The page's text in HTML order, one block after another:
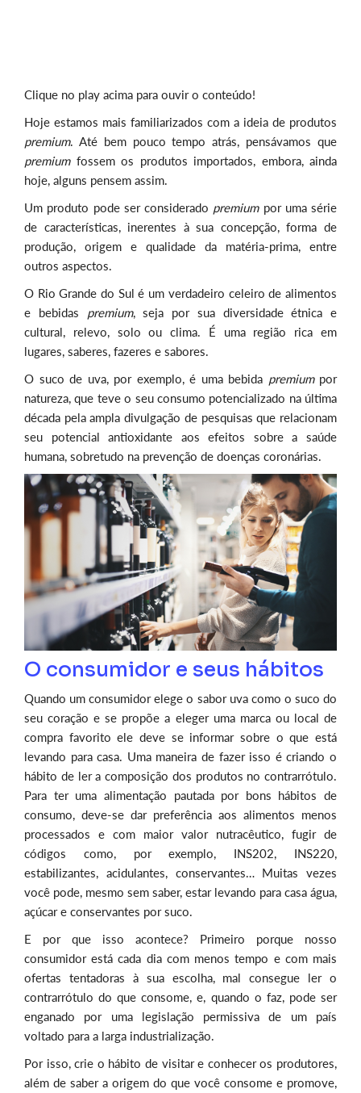
Clique no play acima para ouvir o conteúdo!
Hoje estamos mais familiarizados com a ideia de produtos
premium. Até bem pouco tempo atrás, pensávamos que
premiumfossem os produtos importados, embora, ainda
hoje, alguns pensem assim.
Um produto pode ser considerado premiumpor uma série
de características, inerentes à sua concepção, forma de
produção, origem e qualidade da matéria-prima, entre
outros aspectos.
O Rio Grande do Sul é um verdadeiro celeiro de alimentos
e bebidas premium, seja por sua diversidade étnica e
cultural, relevo, solo ou clima. É uma região rica em
lugares, saberes, fazeres e sabores.
O suco de uva, por exemplo, é uma bebida premiumpor
natureza, que teve o seu consumo potencializado na última
década pela ampla divulgação de pesquisas que relacionam
seu potencial antioxidante aos efeitos sobre a saúde
humana, sobretudo na prevenção de doenças coronárias.
O consumidor e seus hábitos
Quando um consumidor elege o sabor uva como o suco do
seu coração e se propõe a eleger uma marca ou local de
compra favorito ele deve se informar sobre o que está
levando para casa. Uma maneira de fazer isso é criando o
hábito de ler a composição dos produtos no contrarrótulo.
Para ter uma alimentação pautada por bons hábitos de
consumo, deve-se dar preferência aos alimentos menos
processados e com maior valor nutracêutico, fugir de
códigos como, por exemplo, INS202, INS220,
estabilizantes, acidulantes, conservantes… Muitas vezes
você pode, mesmo sem saber, estar levando para casa água,
açúcar e conservantes por suco.
E por que isso acontece? Primeiro porque nosso
consumidor está cada dia com menos tempo e com mais
ofertas tentadoras à sua escolha, mal consegue ler o
contrarrótulo do que consome, e, quando o faz, pode ser
enganado por uma legislação permissiva de um país
voltado para a larga industrialização.
Por isso, crie o hábito de visitar e conhecer os produtores,
além de saber a origem do que você consome e promove,